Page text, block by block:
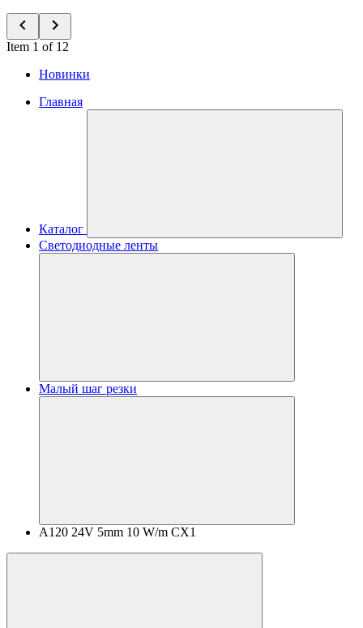
Item 1 of 12
Новинки
Главная
Каталог
Светодиодные ленты
Малый шаг резки
A120 24V 5mm 10 W/m CX1